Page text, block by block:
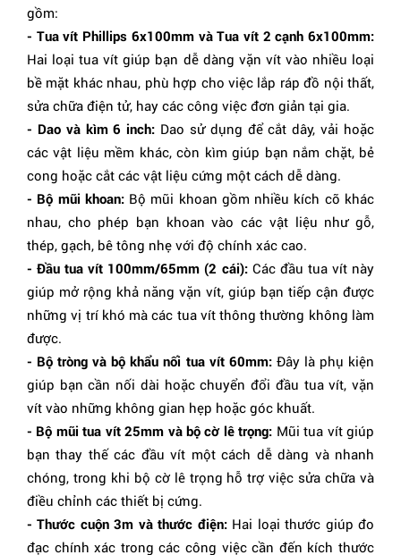
gồm:
- Tua vít Phillips 6x100mm và Tua vít 2 cạnh 6x100mm:
Hai loại tua vít giúp bạn dễ dàng vặn vít vào nhiều loại
bề mặt khác nhau, phù hợp cho việc lắp ráp đồ nội thất,
sửa chữa điện tử, hay các công việc đơn giản tại gia.
- Dao và kìm 6 inch: Dao sử dụng để cắt dây, vải hoặc
các vật liệu mềm khác, còn kìm giúp bạn nắm chặt, bẻ
cong hoặc cắt các vật liệu cứng một cách dễ dàng.
- Bộ mũi khoan: Bộ mũi khoan gồm nhiều kích cỡ khác
nhau, cho phép bạn khoan vào các vật liệu như gỗ,
thép, gạch, bê tông nhẹ với độ chính xác cao.
- Đầu tua vít 100mm/65mm (2 cái): Các đầu tua vít này
giúp mở rộng khả năng vặn vít, giúp bạn tiếp cận được
những vị trí khó mà các tua vít thông thường không làm
được.
- Bộ tròng và bộ khẩu nối tua vít 60mm: Đây là phụ kiện
giúp bạn cần nối dài hoặc chuyển đổi đầu tua vít, vặn
vít vào những không gian hẹp hoặc góc khuất.
- Bộ mũi tua vít 25mm và bộ cờ lê trọng: Mũi tua vít giúp
bạn thay thế các đầu vít một cách dễ dàng và nhanh
chóng, trong khi bộ cờ lê trọng hỗ trợ việc sửa chữa và
điều chỉnh các thiết bị cứng.
- Thước cuộn 3m và thước điện: Hai loại thước giúp đo
đạc chính xác trong các công việc cần đến kích thước